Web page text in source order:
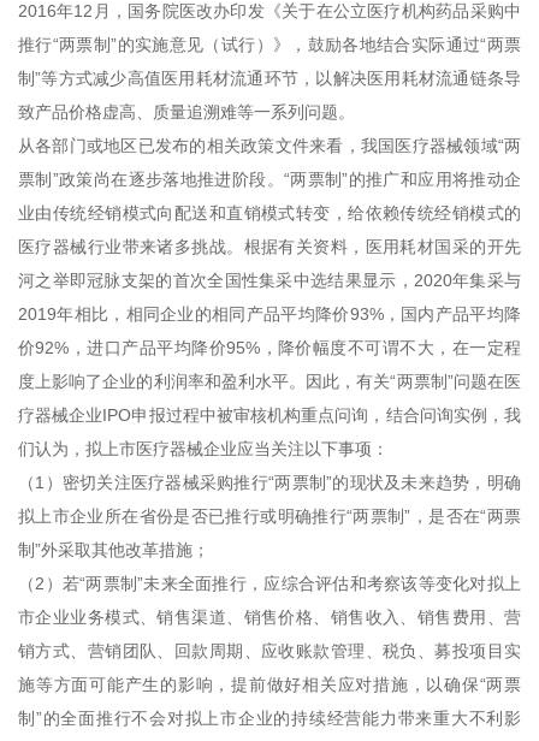
2016年12月，国务院医改办印发《关于在公立医疗机构药品采购中
推行“两票制”的实施意见（试行）》，鼓励各地结合实际通过“两票
制”等方式减少高值医用耗材流通环节，以解决医用耗材流通链条导
致产品价格虚高、质量追溯难等一系列问题。
从各部门或地区已发布的相关政策文件来看，我国医疗器械领域“两
票制”政策尚在逐步落地推进阶段。“两票制”的推广和应用将推动企
业由传统经销模式向配送和直销模式转变，给依赖传统经销模式的
医疗器械行业带来诸多挑战。根据有关资料，医用耗材国采的开先
河之举即冠脉支架的首次全国性集采中选结果显示，2020年集采与
2019年相比，相同企业的相同产品平均降价93%，国内产品平均降
价92%，进口产品平均降价95%，降价幅度不可谓不大，在一定程
度上影响了企业的利润率和盈利水平。因此，有关“两票制”问题在医
疗器械企业IPO申报过程中被审核机构重点问询，结合问询实例，我
们认为，拟上市医疗器械企业应当关注以下事项：
（1）密切关注医疗器械采购推行“两票制”的现状及未来趋势，明确
拟上市企业所在省份是否已推行或明确推行“两票制”，是否在“两票
制”外采取其他改革措施；
（2）若“两票制”未来全面推行，应综合评估和考察该等变化对拟上
市企业业务模式、销售渠道、销售价格、销售收入、销售费用、营
销方式、营销团队、回款周期、应收账款管理、税负、募投项目实
施等方面可能产生的影响，提前做好相关应对措施，以确保“两票
制”的全面推行不会对拟上市企业的持续经营能力带来重大不利影